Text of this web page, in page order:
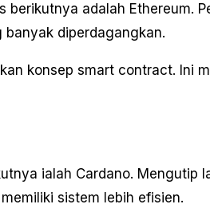
adalah Ethereum.
banyak diperdagangkan.
konsep smart contract. Ini
ialah Cardano. Mengutip
sistem lebih efisien.